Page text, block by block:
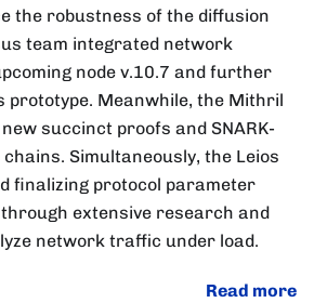
the robustness of the diffusion
team integrated network
node v.10.7 and further
prototype. Meanwhile, the Mithril
succinct proofs and SNARK-
Simultaneously, the Leios
finalizing protocol parameter
extensive research and
network traffic under load.
Read more